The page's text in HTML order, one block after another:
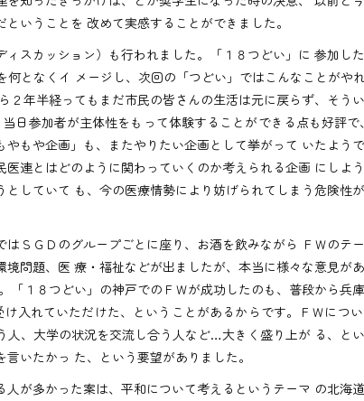
いうことを 改めて実感することができました。
スカッション）も行われました。「１８つどい」に 参加し
となくイ メージし、次回の「つどい」ではこんなことがや
年半経ってもまだ市民の皆さんの生活は元に戻らず、そう
参加者が主体性をもって体験することができる点も好評
もや企画」も、またやりたい企画として挙がって いたようで
連とはどのように関わっていくのか考えられる企画 にしよ
していて も、今の医療情勢により妨げられてしまう危険性
ＳＧＤのグループごとに座り、お酒を飲みながら ＦＷのテ
問題、医 療・福祉などが出ましたが、本当に様々な意見が
１８つどい」の神戸でのＦＷが成功したのも、普段から兵
入れていただけた、ということがあるからです。ＦＷにつ
、大学の状況を交流し合う人など…大きく盛り上が る、と
いたかっ た、という要望がありました。
が多かった案は、平和について考えるというテーマ の北海